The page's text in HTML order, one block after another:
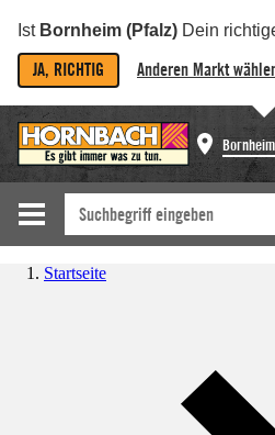
Ist Bornheim (Pfalz) Dein
JA, RICHTIG Anderen Markt
Startseite